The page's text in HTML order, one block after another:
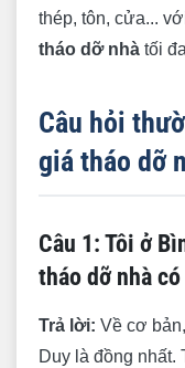
thép, tôn, cửa...
tháo dỡ nhà tối
Câu hỏi
giá tháo dỡ
Câu 1: Tôi ở
tháo dỡ nhà
Trả lời: Về cơ bản,
Duy là đồng nhất.